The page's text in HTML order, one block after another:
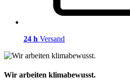
24 h Versand
Wir arbeiten klimabewusst.